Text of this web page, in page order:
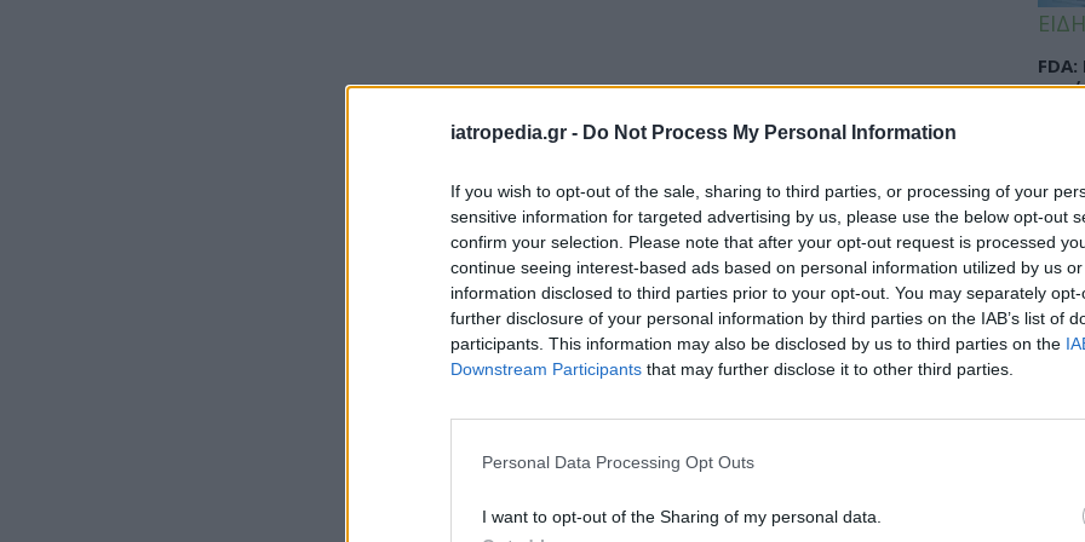
iatropedia.gr - Do Not Process My Personal Information
If you wish to opt-out of the sale, sharing to third parties, or processing of your
sensitive information for targeted advertising by us, please use the below opt-out
confirm your selection. Please note that after your opt-out request is processed
continue seeing interest-based ads based on personal information utilized by us
information disclosed to third parties prior to your opt-out. You may separately
further disclosure of your personal information by third parties on the IAB’s list of
participants. This information may also be disclosed by us to third parties on the
Downstream Participants that may further disclose it to other third parties.
Personal Data Processing Opt Outs
I want to opt-out of the Sharing of my personal data.
το
στη